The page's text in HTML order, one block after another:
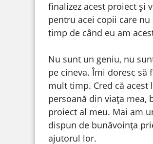
finalizez acest proiect și
pentru acei copii care nu
timp de când eu am
Nu sunt un geniu, nu
pe cineva. Îmi doresc să
mult timp. Cred că acest
persoană din viața mea,
proiect al meu. Mai am
dispun de bunăvoința
ajutorul lor.